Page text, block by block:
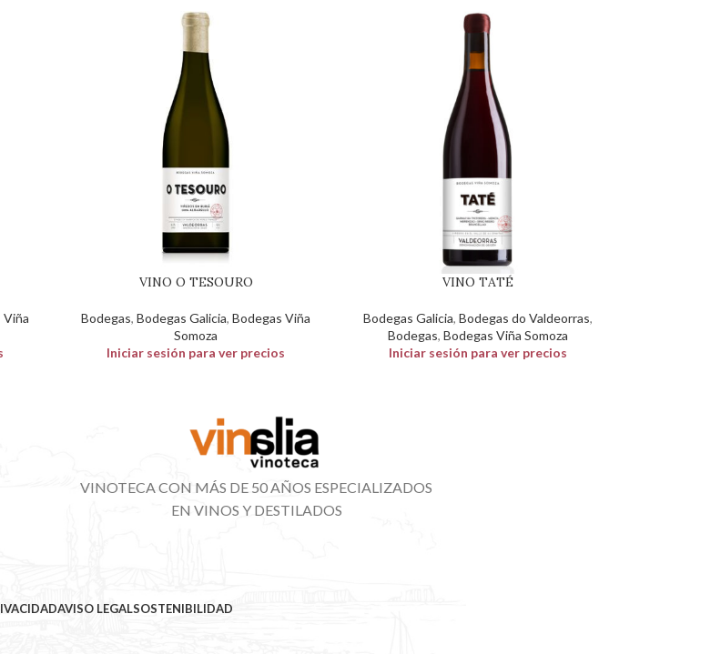
Viña
VINO O TESOURO
Bodegas,Bodegas Galicia,Bodegas Viña
Somoza
Iniciar sesión para ver precios
VINO TATÉ
Bodegas Galicia,Bodegas do Valdeorras,
Bodegas,Bodegas Viña Somoza
Iniciar sesión para ver precios
VINOTECA CON MÁS DE 50 AÑOS ESPECIALIZADOS
EN VINOS Y DESTILADOS
AVISO LEGALSOSTENIBILIDAD